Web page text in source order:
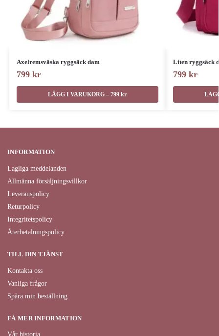
Axelremsväska ryggsäck dam
799 kr
LÄGG I VARUKORG – 799 kr
Liten ryggsäck
799 kr
INFORMATION
Lagliga meddelanden
Allmänna försäljningsvillkor
Leveranspolicy
Returpolicy
Integritetspolicy
Återbetalningspolicy
TILL DIN TJÄNST
Kontakta oss
Vanliga frågor
Spåra min beställning
FÅ MER INFORMATION
Vår historia